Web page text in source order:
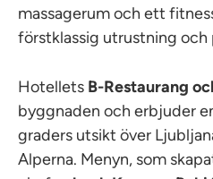
massagerum och ett
förstklassig utrustning och
Hotellets B-Restaurang
byggnaden och erbjuder
graders utsikt över
Alperna. Menyn, som